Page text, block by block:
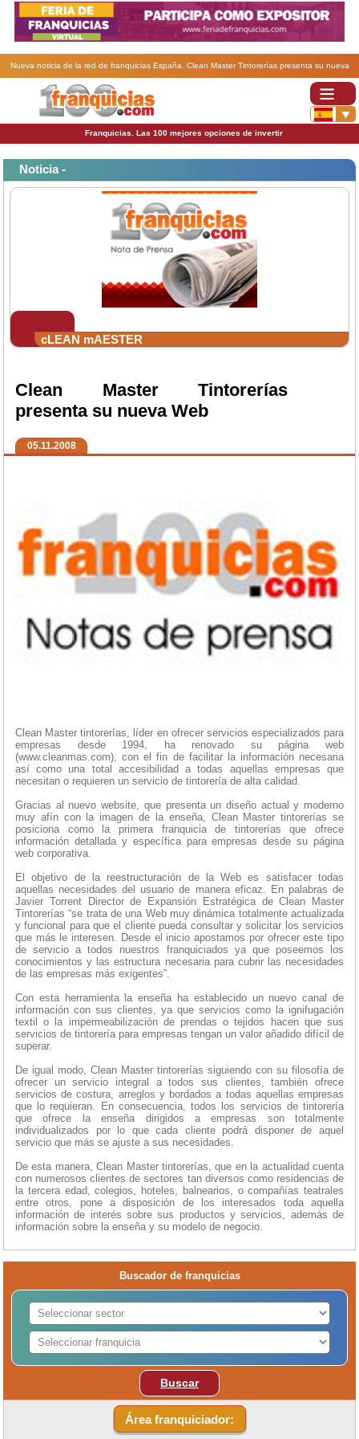
Nueva noticia de la red de franquicias España. Clean Master Tintorerías presenta su nueva
Franquicias. Las 100 mejores opciones de invertir
Noticia -
cLEAN mAESTER
Clean Master Tintorerías
presenta su nueva Web
05.11.2008
Clean Master tintorerías, líder en ofrecer servicios especializados para
empresas desde 1994, ha renovado su página web
(www.cleanmas.com), con el fin de facilitar la información necesaria
así como una total accesibilidad a todas aquellas empresas que
necesitan o requieren un servicio de tintorería de alta calidad.
Gracias al nuevo website, que presenta un diseño actual y moderno
muy afín con la imagen de la enseña, Clean Master tintorerías se
posiciona como la primera franquicia de tintorerías que ofrece
información detallada y específica para empresas desde su página
web corporativa.
El objetivo de la reestructuración de la Web es satisfacer todas
aquellas necesidades del usuario de manera eficaz. En palabras de
Javier Torrent Director de Expansión Estratégica de Clean Master
Tintorerías “se trata de una Web muy dinámica totalmente actualizada
y funcional para que el cliente pueda consultar y solicitar los servicios
que más le interesen. Desde el inicio apostamos por ofrecer este tipo
de servicio a todos nuestros franquiciados ya que poseemos los
conocimientos y las estructura necesaria para cubrir las necesidades
de las empresas más exigentes”.
Con esta herramienta la enseña ha establecido un nuevo canal de
información con sus clientes, ya que servicios como la ignifugación
textil o la impermeabilización de prendas o tejidos hacen que sus
servicios de tintorería para empresas tengan un valor añadido difícil de
superar.
De igual modo, Clean Master tintorerías siguiendo con su filosofía de
ofrecer un servicio integral a todos sus clientes, también ofrece
servicios de costura, arreglos y bordados a todas aquellas empresas
que lo requieran. En consecuencia, todos los servicios de tintorería
que ofrece la enseña dirigidos a empresas son totalmente
individualizados por lo que cada cliente podrá disponer de aquel
servicio que más se ajuste a sus necesidades.
De esta manera, Clean Master tintorerías, que en la actualidad cuenta
con numerosos clientes de sectores tan diversos como residencias de
la tercera edad, colegios, hoteles, balnearios, o compañías teatrales
entre otros, pone a disposición de los interesados toda aquella
información de interés sobre sus productos y servicios, además de
información sobre la enseña y su modelo de negocio.
Buscador de franquicias
Buscar
Área franquiciador: